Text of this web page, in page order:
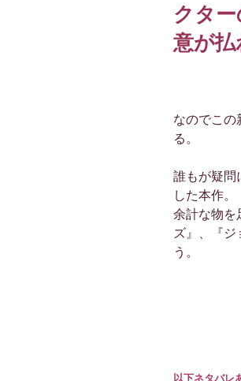
クタ
意が払
なのでこの
る。
誰もが疑問
した本作。
余計な物を
ズ』、『ジ
う。
以下ネタバレ